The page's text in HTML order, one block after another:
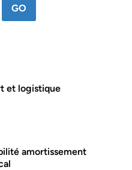
GO
et logistique
amortissement